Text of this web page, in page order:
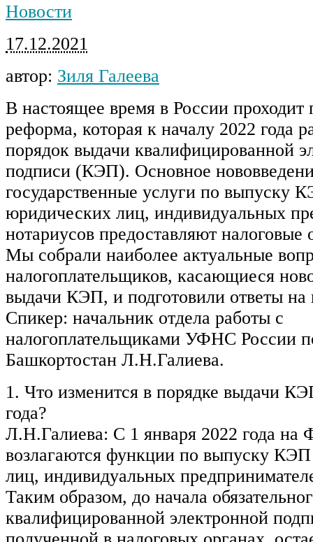
Новости
17.12.2021
автор: Зиля Галеева
В настоящее время в России проходит
реформа, которая к началу 2022 года
порядок выдачи квалифицированной
подписи (КЭП). Основное
государственные услуги по выпуску
юридических лиц, индивидуальных
нотариусов предоставляют налоговые
Мы собрали наиболее актуальные
налогоплательщиков, касающиеся
выдачи КЭП, и подготовили ответы на
Спикер: начальник отдела работы с
налогоплательщиками УФНС России
Башкортостан Л.Н.Галиева.
1. Что изменится в порядке выдачи
года?
Л.Н.Галиева: С 1 января 2022 года
возлагаются функции по выпуску
лиц, индивидуальных
Таким образом, до начала
квалифицированной электронной